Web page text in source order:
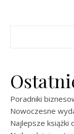
Poradniki
Nowoczesne
Najlepsze książki